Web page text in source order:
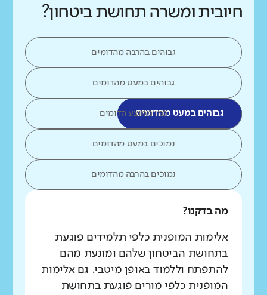
חיובית ומשרה תחושת ביטחון?
גבוהים בהרבה מהדומים
גבוהים במעט מהדומים
גבוהים במעט מהדומיםכמו ממוצע הדומים
נמוכים במעט מהדומים
נמוכים בהרבה מהדומים
מה בדקנו?
אלימות המופנית כלפי תלמידים פוגעת
בתחושת הביטחון שלהם ומונעת מהם
להתפתח וללמוד באופן מיטבי. גם אלימות
המופנית כלפי מורים פוגעת בתחושת